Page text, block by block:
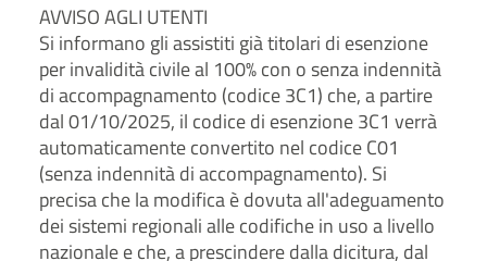
AVVISO AGLI UTENTI
Si informano gli assistiti già titolari di esenzione
per invalidità civile al 100% con o senza indennità
di accompagnamento (codice 3C1) che, a partire
dal 01/10/2025, il codice di esenzione 3C1 verrà
automaticamente convertito nel codice C01
(senza indennità di accompagnamento). Si
precisa che la modifica è dovuta all'adeguamento
dei sistemi regionali alle codifiche in uso a livello
nazionale e che, a prescindere dalla dicitura, dal